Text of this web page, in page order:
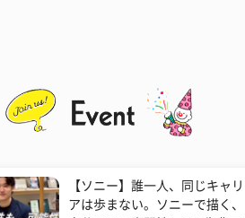
【ソニー】誰一人、同じキャリ
アは歩まない。ソニーで描く、